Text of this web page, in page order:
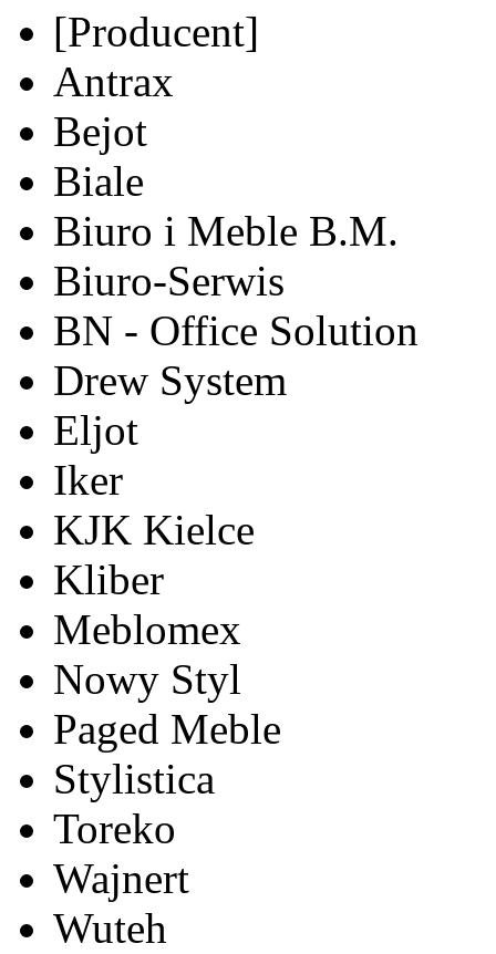
[Producent]
Antrax
Bejot
Biale
Biuro i Meble B.M.
Biuro-Serwis
BN - Office Solution
Drew System
Eljot
Iker
KJK Kielce
Kliber
Meblomex
Nowy Styl
Paged Meble
Stylistica
Toreko
Wajnert
Wuteh